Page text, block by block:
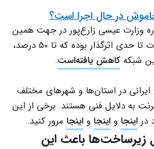
در حال اجرا است؟
وزارت عیسی زارع‌پور در جهت همین
سیاست بوده‌است. این اقدامات تا حدی اثرگذار بوده که تا ۵۰ درصد،
شبکه کاهش یافته‌است.
ایرانی در استان‌ها و شهرهای مختلف
به دلایل فنی هستند. برخی از این
در اینجا و اینجا و اینجا مرور کنید.
زیرساخت‌ها باعث این